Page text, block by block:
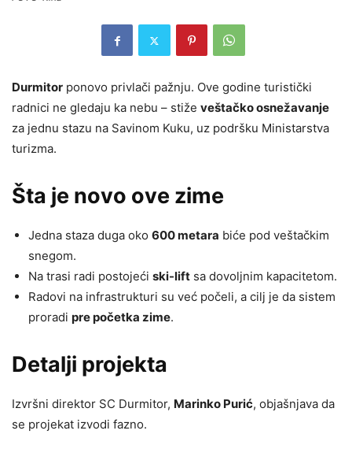
Durmitor ponovo privlači pažnju. Ove godine turistički
radnici ne gledaju ka nebu – stiže veštačko osnežavanje
za jednu stazu na Savinom Kuku, uz podršku Ministarstva
turizma.
Šta je novo ove zime
Jedna staza duga oko 600 metara biće pod veštačkim
snegom.
Na trasi radi postojeći ski-lift sa dovoljnim kapacitetom.
Radovi na infrastrukturi su već počeli, a cilj je da sistem
proradi pre početka zime.
Detalji projekta
Izvršni direktor SC Durmitor, Marinko Purić, objašnjava da
se projekat izvodi fazno.